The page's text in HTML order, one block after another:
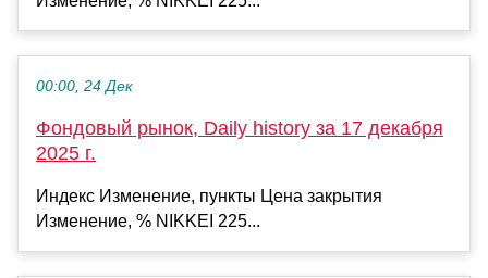
00:00, 24 Дек
Фондовый рынок, Daily history за 17 декабря
2025 г.
Индекс Изменение, пункты Цена закрытия
Изменение, % NIKKEI 225...